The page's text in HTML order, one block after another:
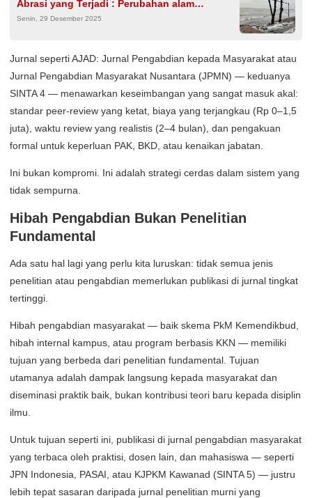
Abrasi yang Terjadi : Perubahan alam
memperparah abrasi di Pantai Ngebum
Senin, 29 Desember 2025
Jurnal seperti AJAD: Jurnal Pengabdian kepada Masyarakat atau
Jurnal Pengabdian Masyarakat Nusantara (JPMN) — keduanya
SINTA 4 — menawarkan keseimbangan yang sangat masuk akal:
standar peer-review yang ketat, biaya yang terjangkau (Rp 0–1,5
juta), waktu review yang realistis (2–4 bulan), dan pengakuan
formal untuk keperluan PAK, BKD, atau kenaikan jabatan.
Ini bukan kompromi. Ini adalah strategi cerdas dalam sistem yang
tidak sempurna.
Hibah Pengabdian Bukan Penelitian
Fundamental
Ada satu hal lagi yang perlu kita luruskan: tidak semua jenis
penelitian atau pengabdian memerlukan publikasi di jurnal tingkat
tertinggi.
Hibah pengabdian masyarakat — baik skema PkM Kemendikbud,
hibah internal kampus, atau program berbasis KKN — memiliki
tujuan yang berbeda dari penelitian fundamental. Tujuan
utamanya adalah dampak langsung kepada masyarakat dan
diseminasi praktik baik, bukan kontribusi teori baru kepada disiplin
ilmu.
Untuk tujuan seperti ini, publikasi di jurnal pengabdian masyarakat
yang terbaca oleh praktisi, dosen lain, dan mahasiswa — seperti
JPN Indonesia, PASAI, atau KJPKM Kawanad (SINTA 5) — justru
lebih tepat sasaran daripada jurnal penelitian murni yang